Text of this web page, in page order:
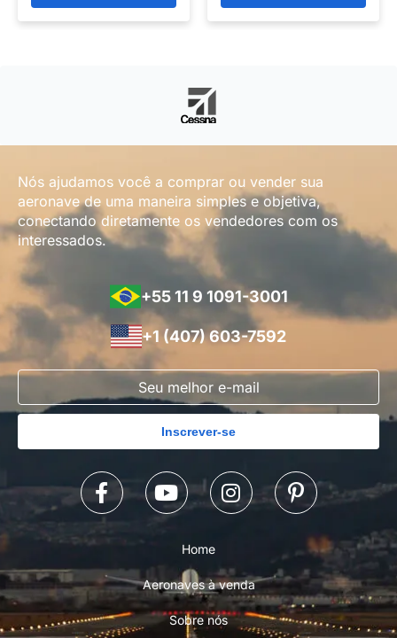
Nós ajudamos você a comprar ou vender sua
aeronave de uma maneira simples e objetiva,
conectando diretamente os vendedores com os
interessados.
+55 11 9 1091-3001
+1 (407) 603-7592
Inscrever-se
Home
Aeronaves à venda
Sobre nós